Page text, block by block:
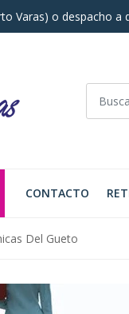
Varas) o despacho a
CONTACTO
Del Gueto